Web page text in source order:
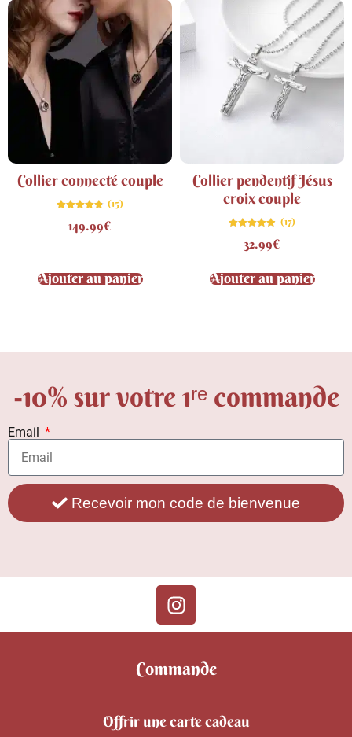
Collier connecté couple
4.80
sur 5
(15)
149.99€
Ajouter au panier
Collier pendentif Jésus
croix couple
4.82
sur 5
(17)
32.99€
Ajouter au panier
-10% sur votre 1ʳᵉ commande
Email
Recevoir mon code de bienvenue
Commande
Offrir une carte cadeau